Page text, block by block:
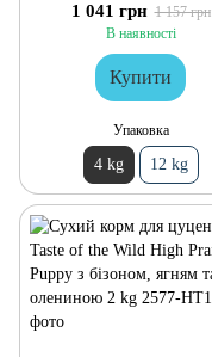
1 041 грн 1 157 грн
В наявності
Купити
Упаковка
4 kg 12 kg